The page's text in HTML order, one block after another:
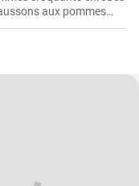
aux pommes
mes favoris personnels.
et c'est un vrai
et c'est parti !